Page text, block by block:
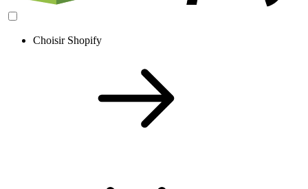
Choisir Shopify